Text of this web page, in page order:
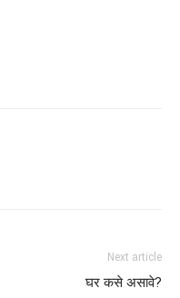
Next article
घर कसे असावे?